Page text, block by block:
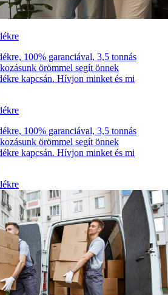
100% garanciával, 3,5 tonnás
örömmel segít önnek
kapcsán. Hívjon minket és mi
100% garanciával, 3,5 tonnás
örömmel segít önnek
kapcsán. Hívjon minket és mi